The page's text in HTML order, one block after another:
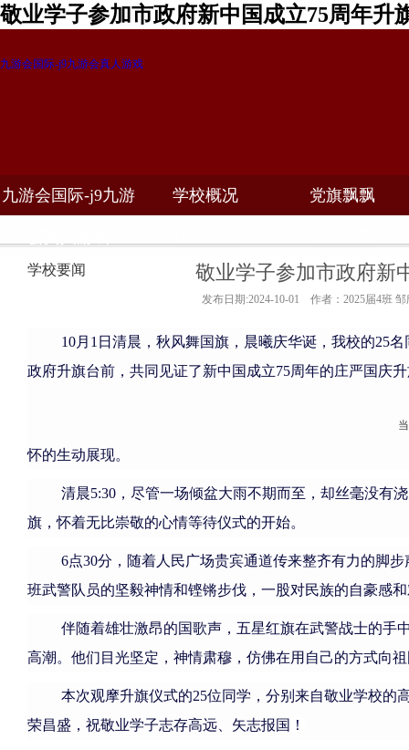
敬业学子参加市政府新中国成立75周年升
九游会国际-j9九游会真人游戏
九游会国际-j9九游 学校概况 党旗飘飘
学校要闻 敬业学子参加市政府新
发布日期:2024-10-01 作者：2025届4班 邹
10月1日清晨，秋风舞国旗，晨曦庆华诞，我校的25
政府升旗台前，共同见证了新中国成立75周年的庄严国庆
怀的生动展现。
清晨5:30，尽管一场倾盆大雨不期而至，却丝毫没有
旗，怀着无比崇敬的心情等待仪式的开始。
6点30分，随着人民广场贵宾通道传来整齐有力的脚
班武警队员的坚毅神情和铿锵步伐，一股对民族的自豪感
伴随着雄壮激昂的国歌声，五星红旗在武警战士的手
高潮。他们目光坚定，神情肃穆，仿佛在用自己的方式向
本次观摩升旗仪式的25位同学，分别来自敬业学校
荣昌盛，祝敬业学子志存高远、矢志报国 ！